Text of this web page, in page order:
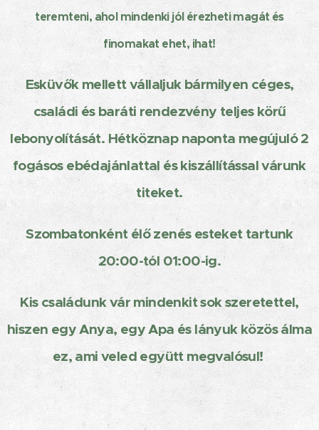
teremteni, ahol mindenki jól érezheti magát és
finomakat ehet, ihat!
Esküvők mellett vállaljuk bármilyen céges,
családi és baráti rendezvény teljes körű
lebonyolítását. Hétköznap naponta megújuló 2
fogásos ebédajánlattal és kiszállítással várunk
titeket.
Szombatonként élő zenés esteket tartunk
20:00-tól 01:00-ig.
Kis családunk vár mindenkit sok szeretettel,
hiszen egy Anya, egy Apa és lányuk közös álma
ez, ami veled együtt megvalósul!